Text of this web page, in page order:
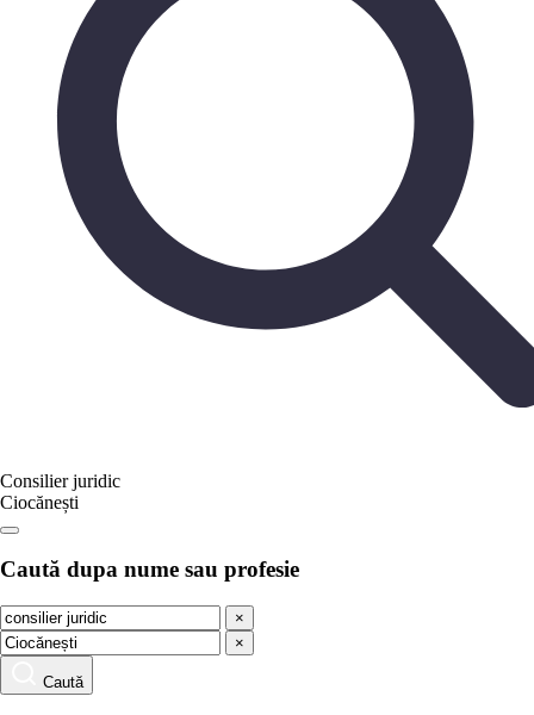
Consilier juridic
Ciocănești
Caută dupa nume sau profesie
×
×
Caută